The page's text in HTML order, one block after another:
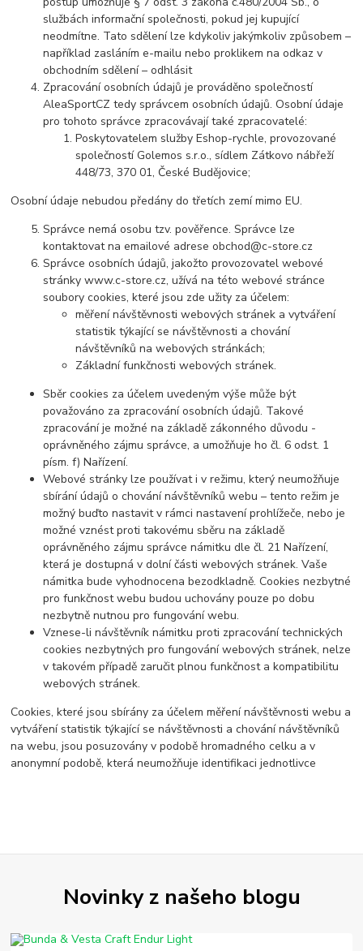
službách informační společnosti, pokud jej kupující
neodmítne. Tato sdělení lze kdykoliv jakýmkoliv způsobem –
například zasláním e-mailu nebo proklikem na odkaz v
obchodním sdělení – odhlásit
Zpracování osobních údajů je prováděno společností
AleaSportCZ tedy správcem osobních údajů. Osobní údaje
pro tohoto správce zpracovávají také zpracovatelé:
Poskytovatelem služby Eshop-rychle, provozované
společností Golemos s.r.o., sídlem Zátkovo nábřeží
448/73, 370 01, České Budějovice;
Osobní údaje nebudou předány do třetích zemí mimo EU.
Správce nemá osobu tzv. pověřence. Správce lze
kontaktovat na emailové adrese obchod@c-store.cz
Správce osobních údajů, jakožto provozovatel webové
stránky www.c-store.cz, užívá na této webové stránce
soubory cookies, které jsou zde užity za účelem:
měření návštěvnosti webových stránek a vytváření
statistik týkající se návštěvnosti a chování
návštěvníků na webových stránkách;
Základní funkčnosti webových stránek.
Sběr cookies za účelem uvedeným výše může být
považováno za zpracování osobních údajů. Takové
zpracování je možné na základě zákonného důvodu -
oprávněného zájmu správce, a umožňuje ho čl. 6 odst. 1
písm. f) Nařízení.
Webové stránky lze používat i v režimu, který neumožňuje
sbírání údajů o chování návštěvníků webu – tento režim je
možný buďto nastavit v rámci nastavení prohlížeče, nebo je
možné vznést proti takovému sběru na základě
oprávněného zájmu správce námitku dle čl. 21 Nařízení,
která je dostupná v dolní části webových stránek. Vaše
námitka bude vyhodnocena bezodkladně. Cookies nezbytné
pro funkčnost webu budou uchovány pouze po dobu
nezbytně nutnou pro fungování webu.
Vznese-li návštěvník námitku proti zpracování technických
cookies nezbytných pro fungování webových stránek, nelze
v takovém případě zaručit plnou funkčnost a kompatibilitu
webových stránek.
Cookies, které jsou sbírány za účelem měření návštěvnosti webu a
vytváření statistik týkající se návštěvnosti a chování návštěvníků
na webu, jsou posuzovány v podobě hromadného celku a v
anonymní podobě, která neumožňuje identifikaci jednotlivce
Novinky z našeho blogu